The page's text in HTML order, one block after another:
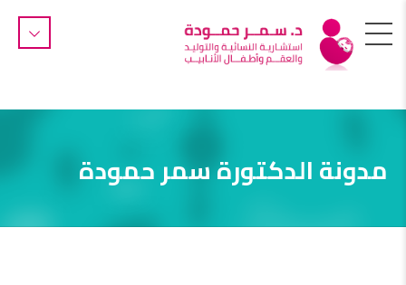
مدونة الدكتورة سمر حمودة